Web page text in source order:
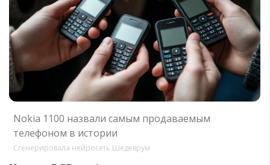
Nokia 1100 назвали самым продаваемым
телефоном в истории
Сгенерировала нейросеть Шедеврум